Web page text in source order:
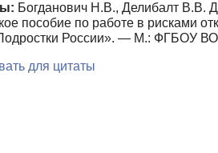
Богданович Н.В., Делибалт В.В.
пособие по работе в рисками
России». — М.: ФГБОУ
для цитаты